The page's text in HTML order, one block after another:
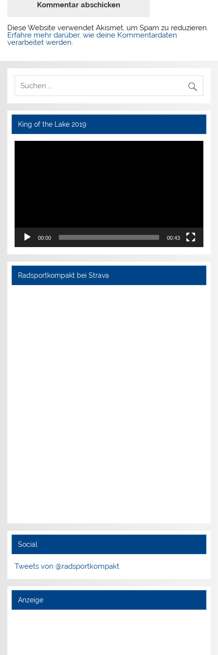
Diese Website verwendet Akismet, um Spam zu reduzieren.
Erfahre mehr darüber, wie deine Kommentardaten
verarbeitet werden.
King of the Lake 2019
Video-
00:00 00:43
Radsportkompakt bei Strava
Social
Tweets von @radsportkompakt
Anzeige